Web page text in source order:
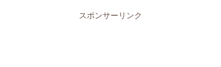
スポンサーリンク